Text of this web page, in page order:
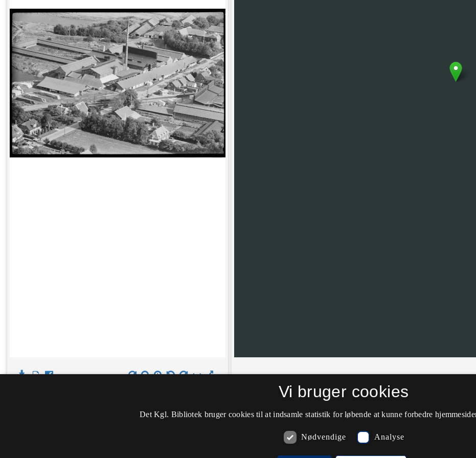
farve til grøn.
Kommentarer
Vi bruger cookies
Det Kgl. Bibliotek bruger cookies til at indsamle statistik for løbende at kunne forbedre
Nødvendige Analyse